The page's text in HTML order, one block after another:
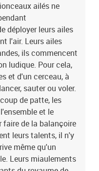
ailés ne
déployer leurs ailes
l'air. Leurs ailes
ils commencent
ludique. Pour cela,
et d'un cerceau, à
sauter ou voler.
de patte, les
et le
faire de la balançoire
leurs talents, il n'y
même qu'un
Leurs miaulements